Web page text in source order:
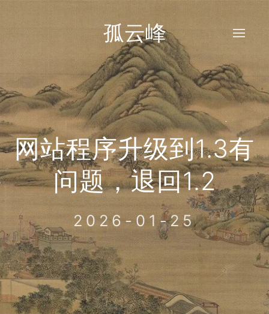
孤云峰
网站程序升级到1.3有
问题，退回1.2
2026-01-25